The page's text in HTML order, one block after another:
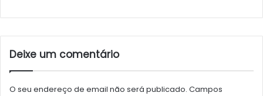
Deixe um comentário
O seu endereço de email não será publicado. Campos